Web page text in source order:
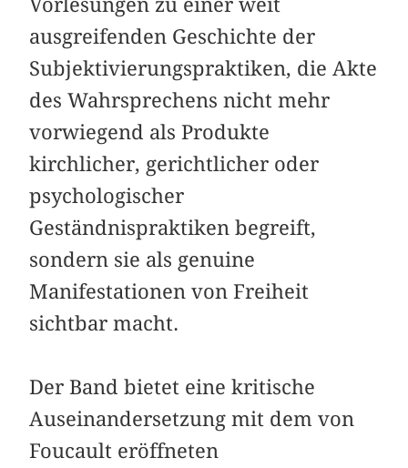
ausgreifenden Geschichte der
Subjektivierungspraktiken, die Akte
des Wahrsprechens nicht mehr
vorwiegend als Produkte
kirchlicher, gerichtlicher oder
psychologischer
Geständnispraktiken begreift,
sondern sie als genuine
Manifestationen von Freiheit
sichtbar macht.
Der Band bietet eine kritische
Auseinandersetzung mit dem von
Foucault eröffneten